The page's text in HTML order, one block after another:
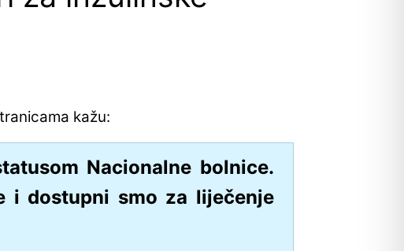
kažu:
Nacionalne bolnice.
i dostupni smo za liječenje